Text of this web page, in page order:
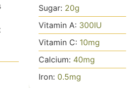
Sugar: 20g
Vitamin A: 300IU
Vitamin C: 10mg
Calcium: 40mg
Iron: 0.5mg